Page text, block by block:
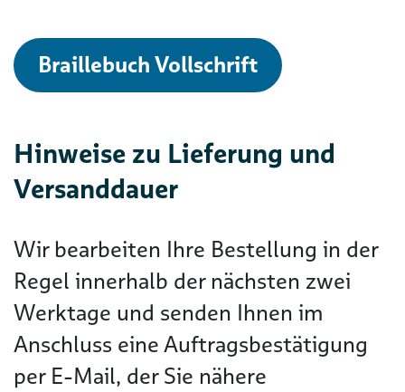
Braillebuch Vollschrift
Hinweise zu Lieferung und
Versanddauer
Wir bearbeiten Ihre Bestellung in der
Regel innerhalb der nächsten zwei
Werktage und senden Ihnen im
Anschluss eine Auftragsbestätigung
per E-Mail, der Sie nähere